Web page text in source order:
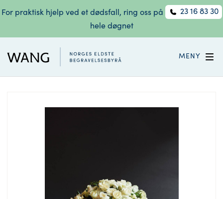
For praktisk hjelp ved et dødsfall, ring oss på
23 16 83 30
hele døgnet
MENY